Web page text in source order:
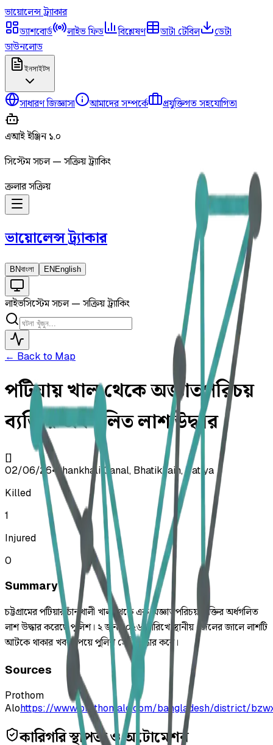
ভায়োলেন্সট্র্যাকার
ড্যাশবোর্ড
লাইভ ফিড বিশ্লেষণ ডাটা টেবিল
ডেটা
ডাউনলোড
ইনসাইটস
সাধারণ জিজ্ঞাসা আমাদের সম্পর্কে প্রযুক্তিগত সহযোগিতা
এআই ইঞ্জিন ১.০
সিস্টেম সচল — সক্রিয় ট্র্যাকিং
ক্রলার সক্রিয়
ভায়োলেন্সট্র্যাকার
BNবাংলা EN English
লাইভসিস্টেম সচল — সক্রিয় ট্র্যাকিং
← Back to Map
পটিয়ায় খাল থেকে অজ্ঞাতপরিচয়
ব্যক্তির অর্ধগলিত লাশ উদ্ধার
[]
02/06/26• Chankhali Canal, Bhatikhain, Patiya
Killed
1
Injured
0
Summary
চট্টগ্রামের পটিয়ার চাঁনখালী খাল থেকে এক অজ্ঞাতপরিচয় ব্যক্তির অর্ধগলিত
লাশ উদ্ধার করেছে পুলিশ। ২ জুন ২০২৬ তারিখে স্থানীয় জেলের জালে লাশটি
আটকে থাকার খবর পেয়ে পুলিশ সেটি উদ্ধার করে।
Sources
Prothom
Alohttps://www.prothomalo.com/bangladesh/district/
কারিগরি স্থাপত্য ও অটোমেশন